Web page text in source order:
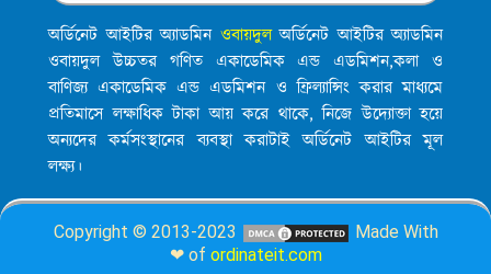
অর্ডিনেট আইটির অ্যাডমিন ওবায়দুলঅর্ডিনেট আইটির অ্যাডমিন
ওবায়দুল উচ্চতর গণিত একাডেমিক এন্ড এডমিশন,কলা ও
বাণিজ্য একাডেমিক এন্ড এডমিশন ও ফ্রিল্যান্সিং করার মাধ্যমে
প্রতিমাসে লক্ষাধিক টাকা আয় করে থাকে, নিজে উদ্যোক্তা হয়ে
অন্যদের কর্মসংস্থানের ব্যবস্থা করাটাই অর্ডিনেট আইটির মূল
লক্ষ্য।
Copyright © 2013-2023
Made With
❤ of ordinateit.com